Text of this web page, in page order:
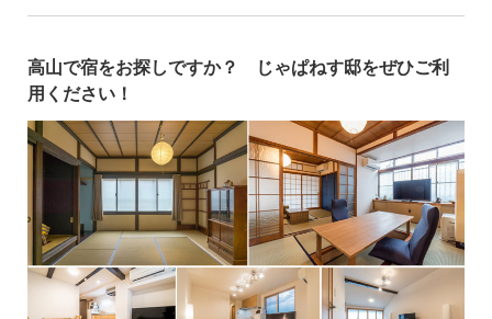
高山で宿をお探しですか？ じゃぱねす邸をぜひご利
用ください！